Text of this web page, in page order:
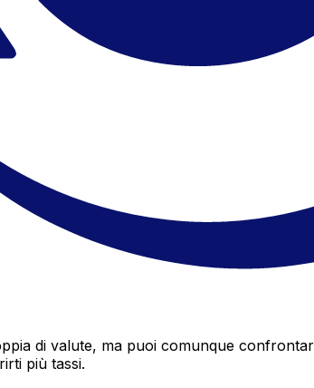
di valute, ma puoi comunque
più tassi.